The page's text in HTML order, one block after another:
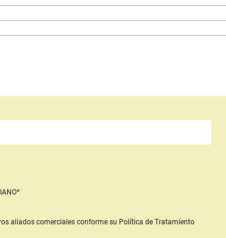
aliados comercialesconforme su Política de Tratamiento